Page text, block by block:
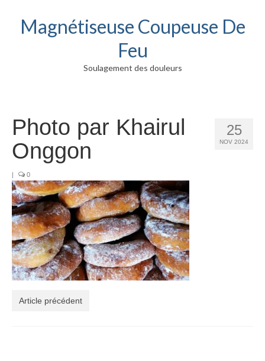
Magnétiseuse Coupeuse De
Feu
Soulagement des douleurs
25
NOV 2024
Photo par Khairul
Onggon
| 0
Article précédent